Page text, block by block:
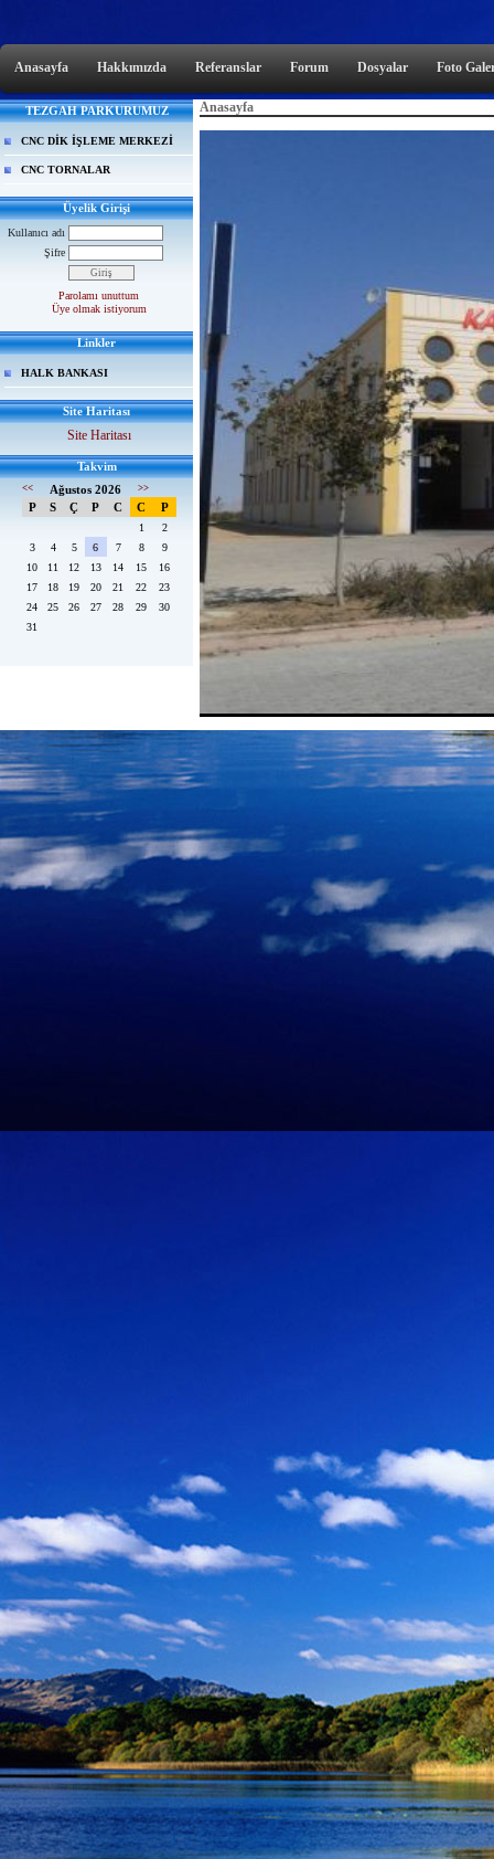
Anasayfa Hakkımızda Referanslar Forum Dosyalar Foto
TEZGAH PARKURUMUZ
CNC DİK İŞLEME MERKEZİ
CNC TORNALAR
Üyelik Girişi
Kullanıcı adı
Şifre
Parolamı unuttum
Üye olmak istiyorum
Linkler
HALK BANKASI
Site Haritası
Site Haritası
Takvim
<< Ağustos 2026 >>
P S Ç P C C P
1
2
3
4 5 6 7 8
9
10
11 12 13 14 15
16
17
18 19 20 21 22
23
24
25 26 27 28 29
30
31
Anasayfa